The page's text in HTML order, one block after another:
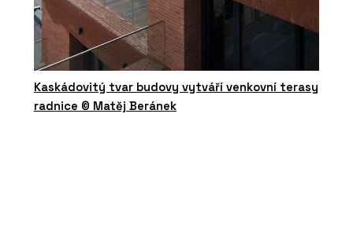
Kaskádovitý tvar budovy vytváří venkovní terasy
radnice © Matěj Beránek